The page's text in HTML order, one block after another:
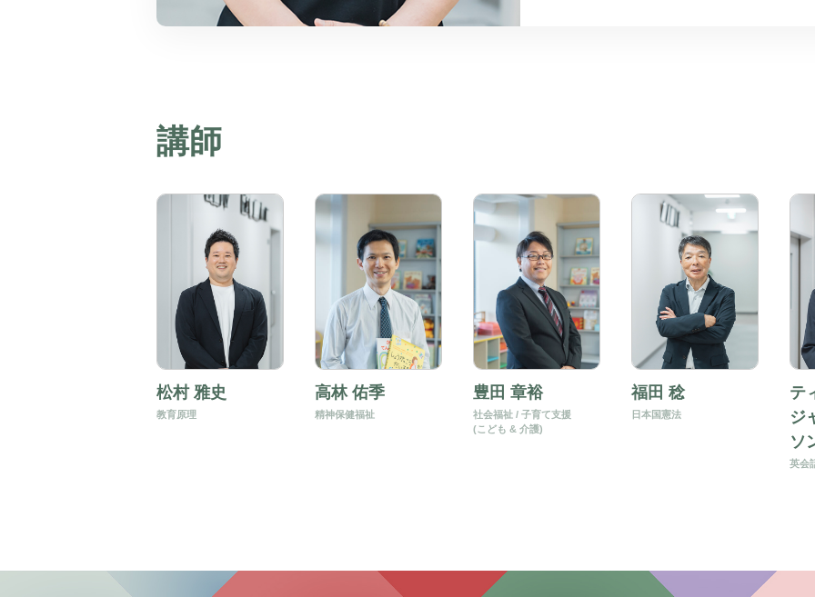
講師
松村 雅史
教育原理
高林 佑季
精神保健福祉
豊田 章裕
社会福祉 / 子育て支援
(こども & 介護)
福田 稔
日本国憲法
テ
ジ
ソ
英会